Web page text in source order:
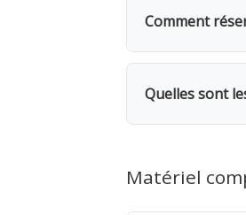
jour,
Comment
Rendez-vous
même, avec
des
Quelles sont
nettoyez les
Matériel